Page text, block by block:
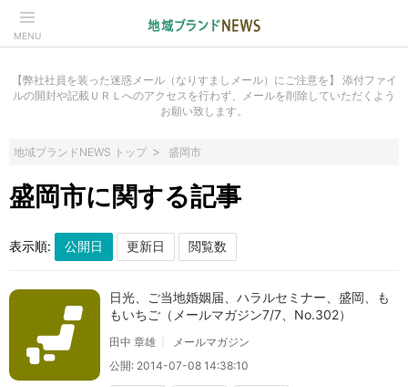
MENU
【弊社社員を装った迷惑メール（なりすましメール）にご注意を】 添付ファイ
ルの開封や記載ＵＲＬへのアクセスを行わず、メールを削除していただくよう
お願い致します。
地域ブランドNEWS トップ 盛岡市
盛岡市に関する記事
表示順:
日光、ご当地婚姻届、ハラルセミナー、盛岡、も
もいちご（メールマガジン7/7、No.302）
田中 章雄
メールマガジン
公開: 2014-07-08 14:38:10